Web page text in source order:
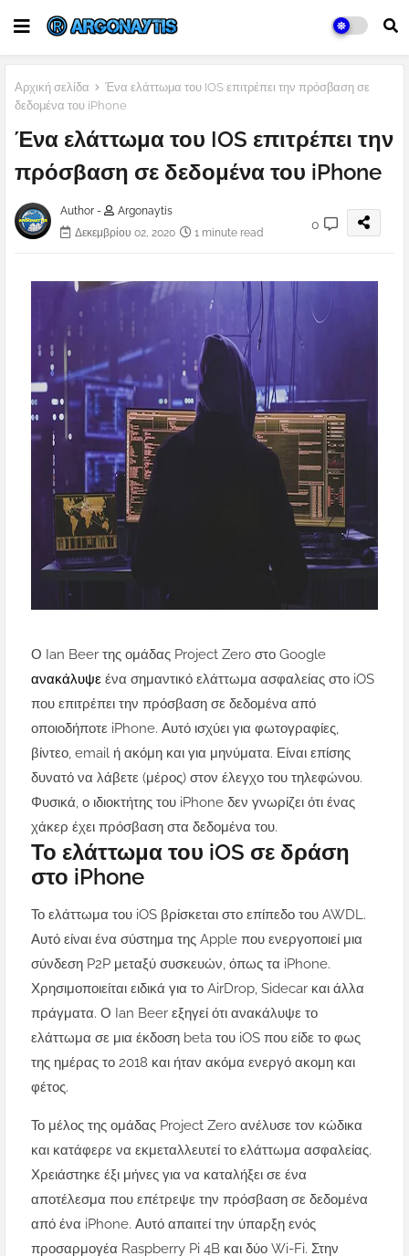
Αρχική σελίδα
Ένα ελάττωμα του IOS επιτρέπει την πρόσβαση σε
δεδομένα του iPhone
Ένα ελάττωμα του IOS επιτρέπει την
πρόσβαση σε δεδομένα του iPhone
Author -
Argonaytis
Δεκεμβρίου 02, 2020
1 minute read
0
Ο Ian Beer της ομάδας Project Zero στο Google
ανακάλυψε ένα σημαντικό ελάττωμα ασφαλείας στο iOS
που επιτρέπει την πρόσβαση σε δεδομένα από
οποιοδήποτε iPhone. Αυτό ισχύει για φωτογραφίες,
βίντεο, email ή ακόμη και για μηνύματα. Είναι επίσης
δυνατό να λάβετε (μέρος) στον έλεγχο του τηλεφώνου.
Φυσικά, ο ιδιοκτήτης του iPhone δεν γνωρίζει ότι ένας
χάκερ έχει πρόσβαση στα δεδομένα του.
Το ελάττωμα του iOS σε δράση
στο iPhone
Το ελάττωμα του iOS βρίσκεται στο επίπεδο του AWDL.
Αυτό είναι ένα σύστημα της Apple που ενεργοποιεί μια
σύνδεση P2P μεταξύ συσκευών, όπως τα iPhone.
Χρησιμοποιείται ειδικά για το AirDrop, Sidecar και άλλα
πράγματα. Ο Ian Beer εξηγεί ότι ανακάλυψε το
ελάττωμα σε μια έκδοση beta του iOS που είδε το φως
της ημέρας το 2018 και ήταν ακόμα ενεργό ακομη και
φέτος.
Το μέλος της ομάδας Project Zero ανέλυσε τον κώδικα
και κατάφερε να εκμεταλλευτεί το ελάττωμα ασφαλείας.
Χρειάστηκε έξι μήνες για να καταλήξει σε ένα
αποτέλεσμα που επέτρεψε την πρόσβαση σε δεδομένα
από ένα iPhone. Αυτό απαιτεί την ύπαρξη ενός
προσαρμογέα Raspberry Pi 4B και δύο Wi-Fi. Στην